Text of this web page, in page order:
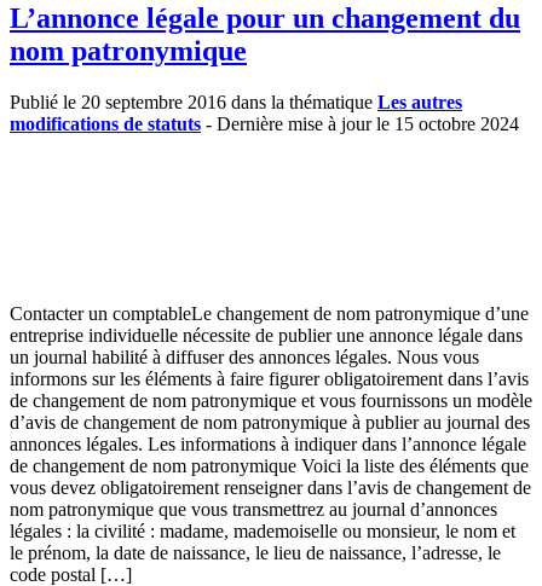
L’annonce légale pour un changement du
nom patronymique
Publié le 20 septembre 2016 dans la thématique Les autres
modifications de statuts - Dernière mise à jour le 15 octobre 2024
Contacter un comptableLe changement de nom patronymique d’une
entreprise individuelle nécessite de publier une annonce légale dans
un journal habilité à diffuser des annonces légales. Nous vous
informons sur les éléments à faire figurer obligatoirement dans l’avis
de changement de nom patronymique et vous fournissons un modèle
d’avis de changement de nom patronymique à publier au journal des
annonces légales. Les informations à indiquer dans l’annonce légale
de changement de nom patronymique Voici la liste des éléments que
vous devez obligatoirement renseigner dans l’avis de changement de
nom patronymique que vous transmettrez au journal d’annonces
légales : la civilité : madame, mademoiselle ou monsieur, le nom et
le prénom, la date de naissance, le lieu de naissance, l’adresse, le
code postal […]